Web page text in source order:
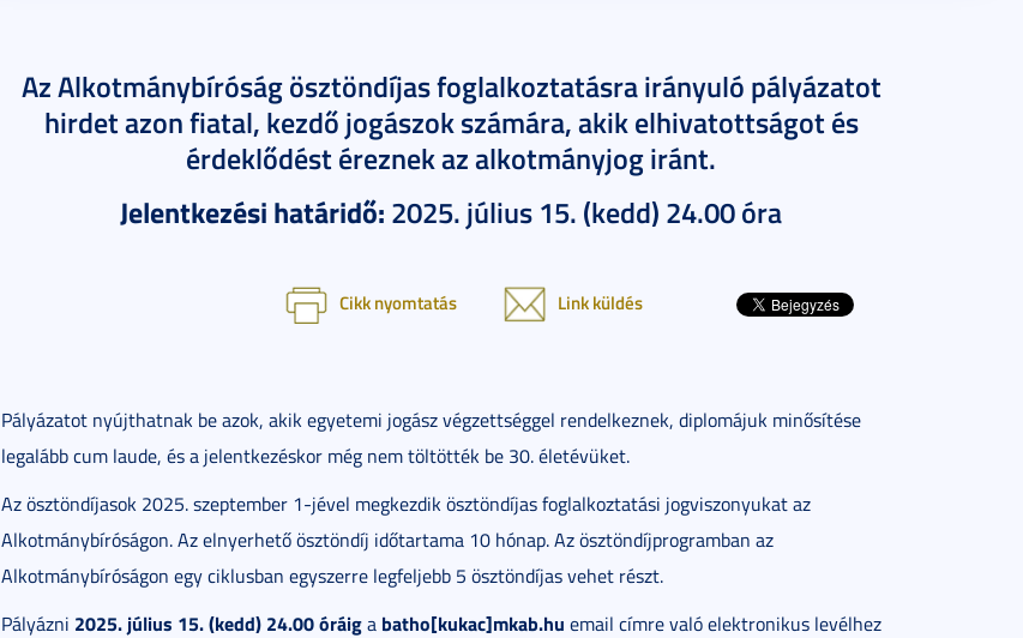
Az Alkotmánybíróság ösztöndíjas foglalkoztatásra irányuló pályázatot
hirdet azon fiatal, kezdő jogászok számára, akik elhivatottságot és
érdeklődést éreznek az alkotmányjog iránt.
Jelentkezési határidő: 2025. július 15. (kedd) 24.00 óra
Cikk nyomtatás Link küldés
Pályázatot nyújthatnak be azok, akik egyetemi jogász végzettséggel rendelkeznek, diplomájuk minősítése
legalább cum laude, és a jelentkezéskor még nem töltötték be 30. életévüket.
Az ösztöndíjasok 2025. szeptember 1-jével megkezdik ösztöndíjas foglalkoztatási jogviszonyukat az
Alkotmánybíróságon. Az elnyerhető ösztöndíj időtartama 10 hónap. Az ösztöndíjprogramban az
Alkotmánybíróságon egy ciklusban egyszerre legfeljebb 5 ösztöndíjas vehet részt.
Pályázni 2025. július 15. (kedd) 24.00 óráiga batho[kukac]mkab.hu email címre való elektronikus levélhez